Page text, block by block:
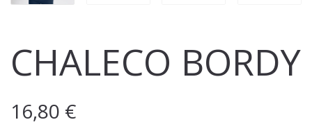
CHALECO BORDY
16,80 €